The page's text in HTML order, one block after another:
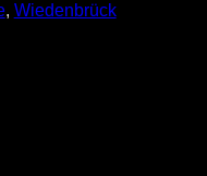
, Wiedenbrück